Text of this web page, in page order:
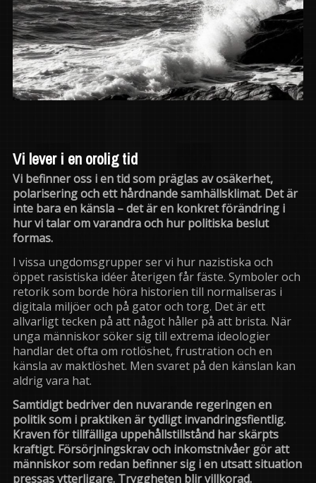
Vi lever i en orolig tid
Vi befinner oss i en tid som präglas av osäkerhet,
polarisering och ett hårdnande samhällsklimat. Det är
inte bara en känsla – det är en konkret förändring i
hur vi talar om varandra och hur politiska beslut
formas.
I vissa ungdomsgrupper ser vi hur nazistiska och
öppet rasistiska idéer återigen får fäste. Symboler och
retorik som borde höra historien till normaliseras i
digitala miljöer och på gator och torg. Det är ett
allvarligt tecken på att något håller på att brista. När
unga människor söker sig till extrema ideologier
handlar det ofta om rotlöshet, frustration och en
känsla av maktlöshet. Men svaret på den känslan kan
aldrig vara hat.
Samtidigt bedriver den nuvarande regeringen en
politik som i praktiken är tydligt invandringsfientlig.
Kraven för tillfälliga uppehållstillstånd har skärpts
kraftigt. Försörjningskrav och inkomstnivåer gör att
människor som redan befinner sig i en utsatt situation
pressas ytterligare. Tryggheten blir villkorad.